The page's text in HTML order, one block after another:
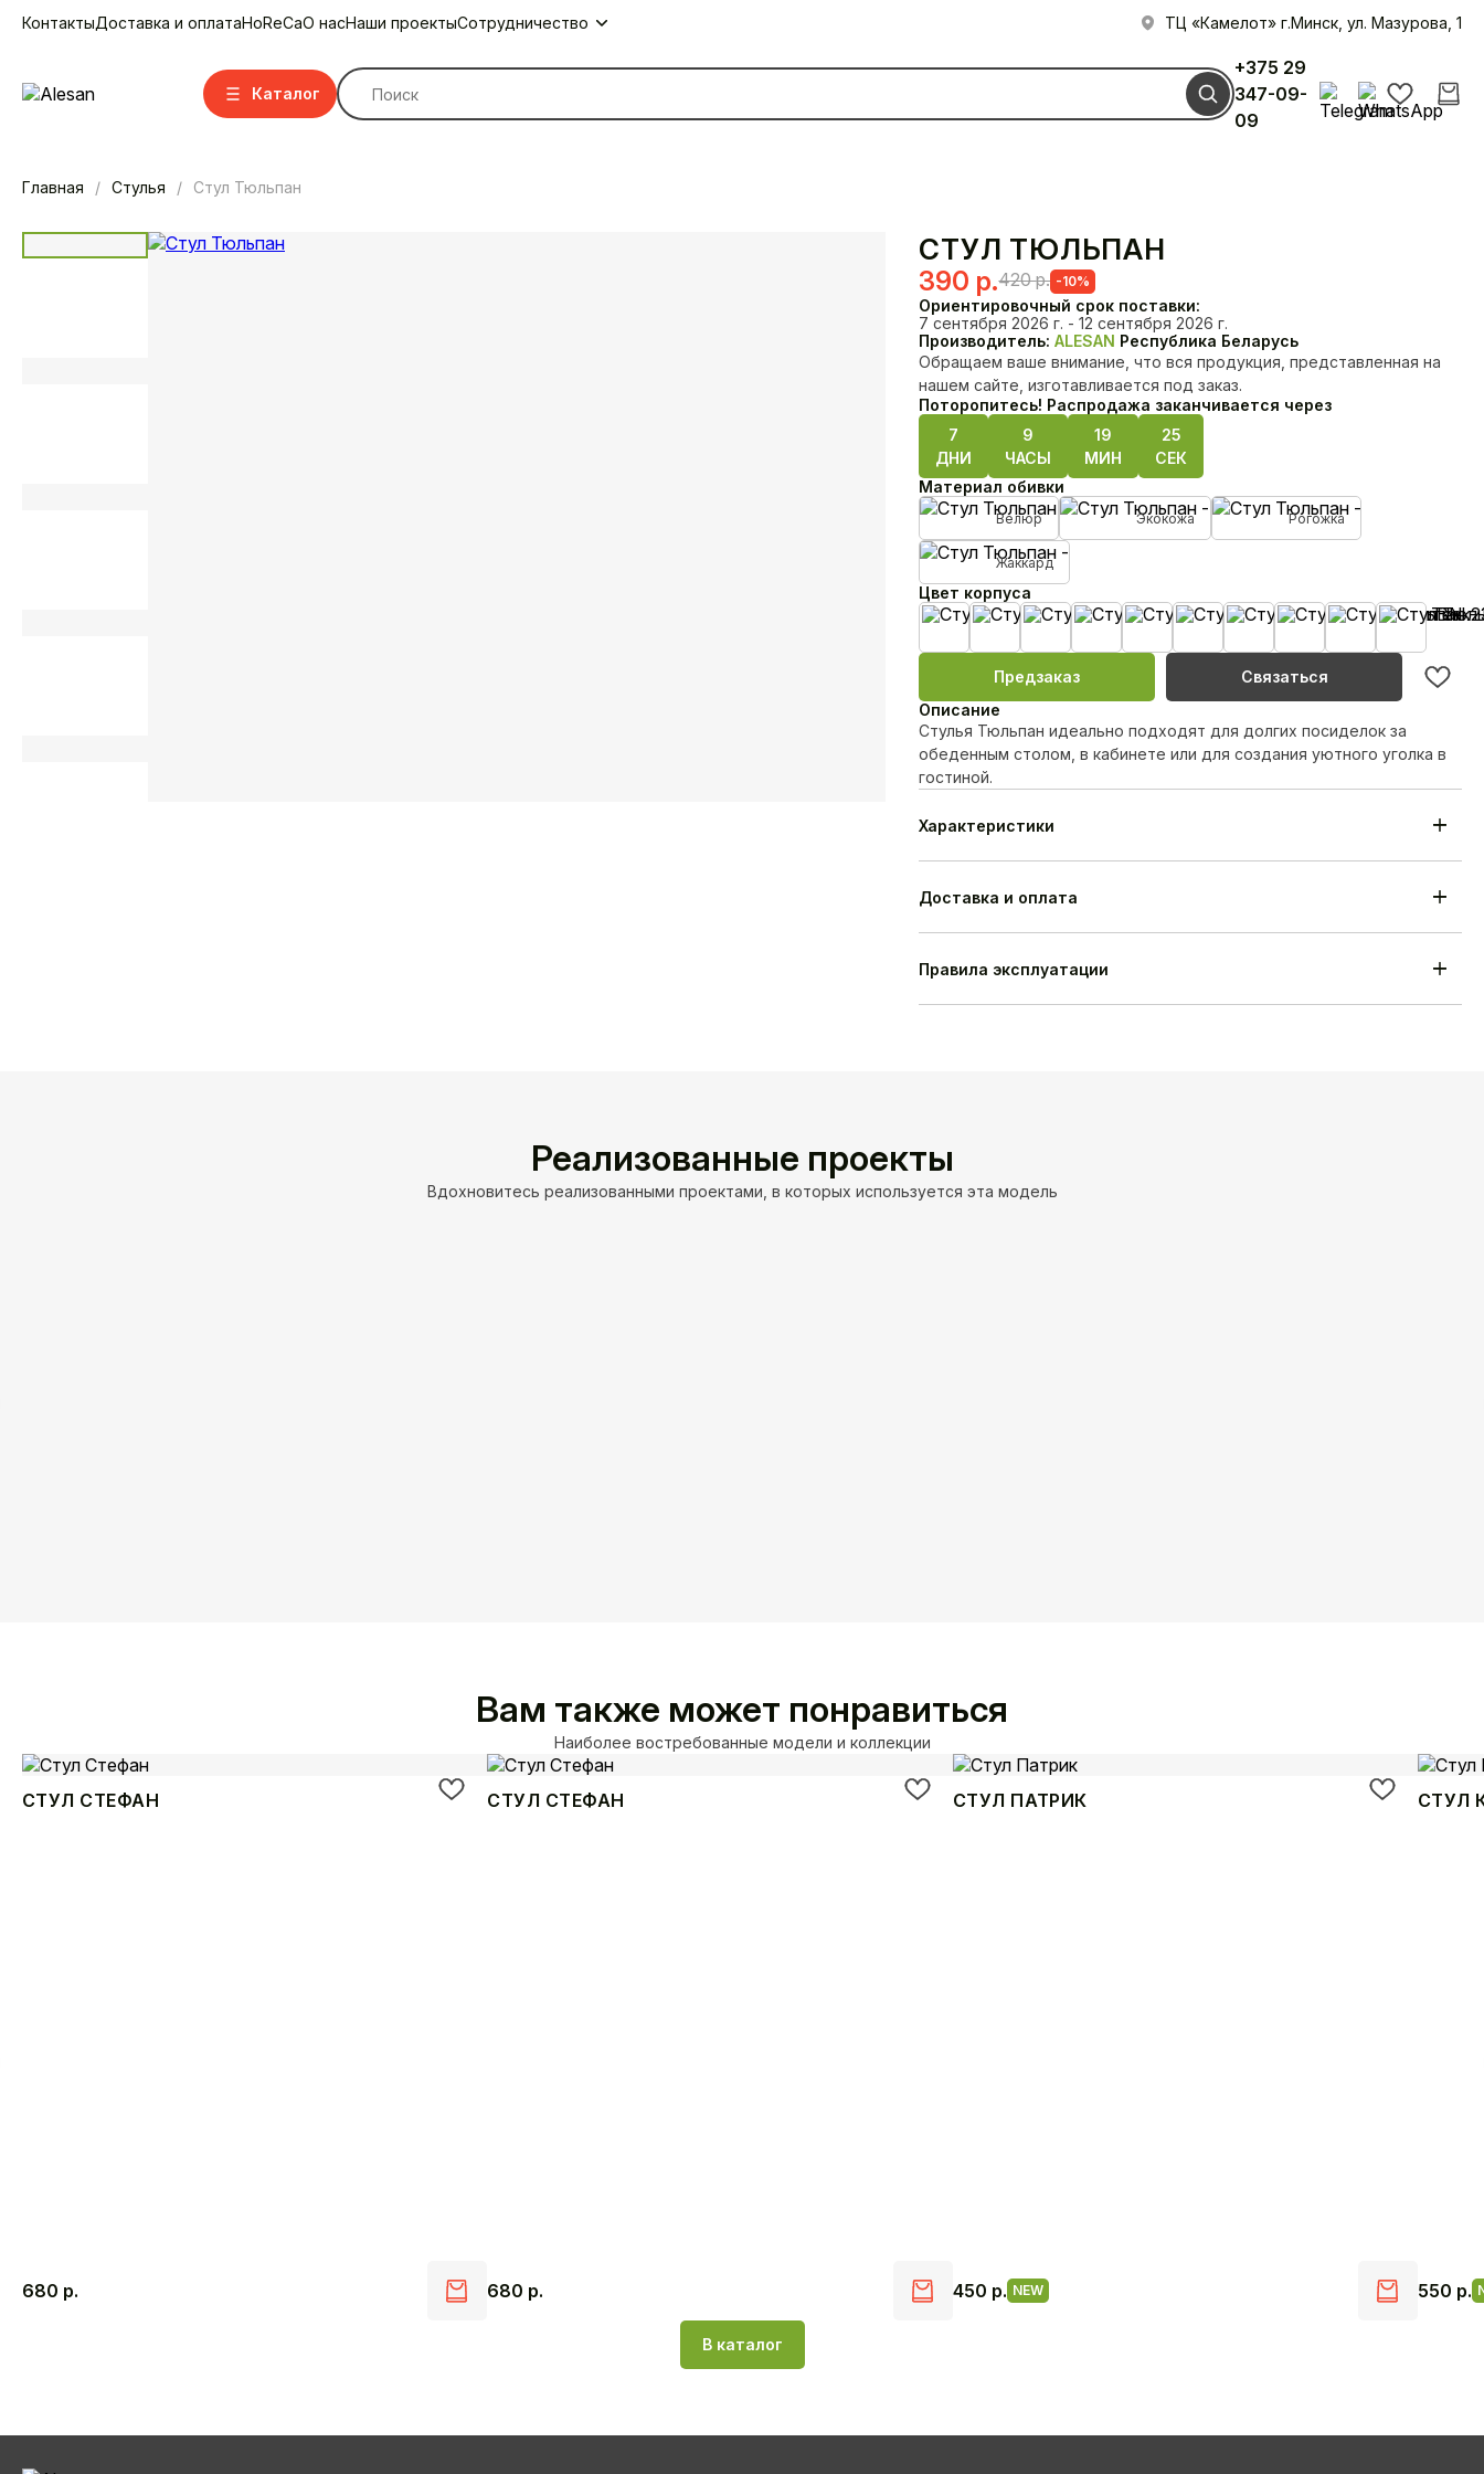
КонтактыДоставка и оплатаHoReCaО насНаши проектыСотрудничество ТЦ «Камелот» г.Минск, ул. Мазурова, 1
Каталог
+375 29
347-09-
09
Диваны
Главная Стулья Стул Тюльпан
СТУЛ ТЮЛЬПАН
420р.Первоначальная
цена
составляла
420 р..
390 р.
Текущая
цена:
390 р..
-10%
Ориентировочный срок поставки:
7 сентября 2026 г. - 12 сентября 2026 г.
Производитель:ALESAN Республика Беларусь
Обращаем ваше внимание, что вся продукция, представленная на
нашем сайте, изготавливается под заказ.
Поторопитесь! Распродажа заканчивается через
7
ДНИ
9
ЧАСЫ
19
МИН
25
СЕК
Материал обивки
Велюр Экокожа Рогожка
Жаккард
Цвет корпуса
Предзаказ
Связаться
Описание
Стулья Тюльпан идеально подходят для долгих посиделок за
обеденным столом, в кабинете или для создания уютного уголка в
гостиной.
Характеристики
Высота
Гарантия
Доставка и оплата
Правила эксплуатации
Реализованные проекты
Вдохновитесь реализованными проектами, в которых используется эта модель
Вам также может понравиться
Наиболее востребованные модели и коллекции
СТУЛ СТЕФАН
680 р.
СТУЛ СТЕФАН
680 р.
СТУЛ ПАТРИК
450 р. NEW
СТУЛ
550 р.
В каталог